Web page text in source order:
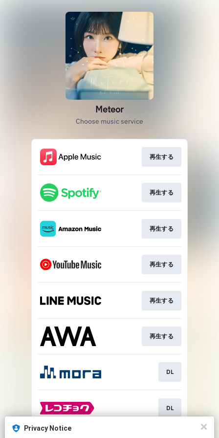
Privacy Notice
Meteor
Choose music service
再生する
再生する
再生する
再生する
再生する
再生する
DL
DL